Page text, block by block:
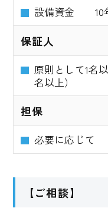
設備資金 10年
保証人
原則として1名
名以上）
担保
必要に応じて
【ご相談】